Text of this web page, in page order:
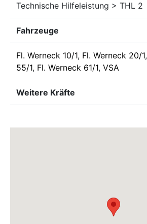
Technische Hilfeleistung > THL 2
Fahrzeuge
Fl. Werneck 10/1, Fl. Werneck 20/1,
55/1, Fl. Werneck 61/1, VSA
Weitere Kräfte